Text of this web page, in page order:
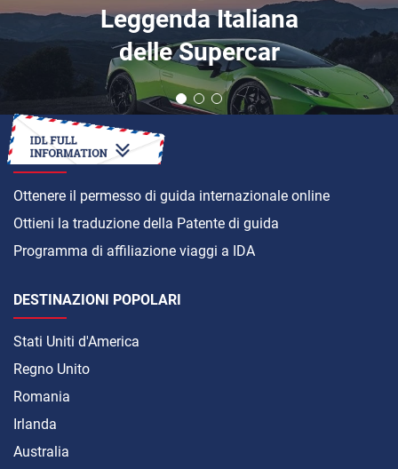
Leggenda Italiana
delle Supercar
COME
Ottenere il permesso di guida internazionale online
Ottieni la traduzione della Patente di guida
Programma di affiliazione viaggi a IDA
DESTINAZIONI POPOLARI
Stati Uniti d'America
Regno Unito
Romania
Irlanda
Australia